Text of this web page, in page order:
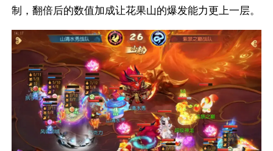
制，翻倍后的数值加成让花果山的爆发能力更上一层。